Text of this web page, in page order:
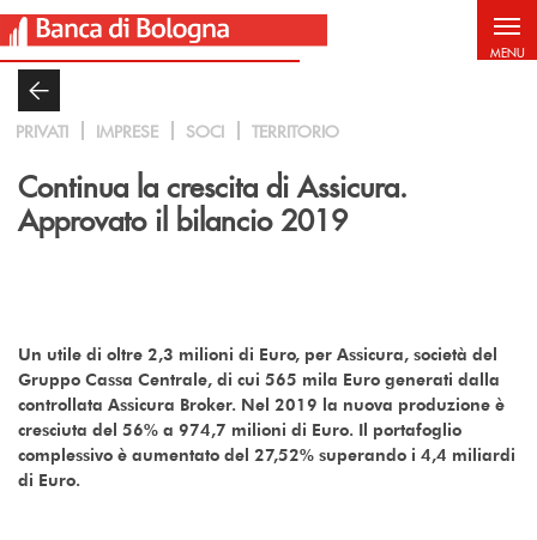
Salta al contenuto principale
MENU
PRIVATI IMPRESE SOCI TERRITORIO
Continua la crescita di Assicura.
Approvato il bilancio 2019
Un utile di oltre 2,3 milioni di Euro, per Assicura, società del
Gruppo Cassa Centrale, di cui 565 mila Euro generati dalla
controllata Assicura Broker. Nel 2019 la nuova produzione è
cresciuta del 56% a 974,7 milioni di Euro. Il portafoglio
complessivo è aumentato del 27,52% superando i 4,4 miliardi
di Euro.